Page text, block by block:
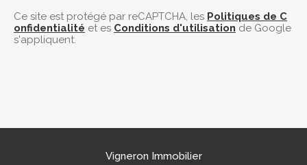
Ce site est protégé par reCAPTCHA, les Politiques de C
onfidentialité et es Conditions d'utilisation de Google
s'appliquent.
Vigneron Immobilier